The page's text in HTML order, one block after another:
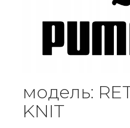
модель:
KNIT